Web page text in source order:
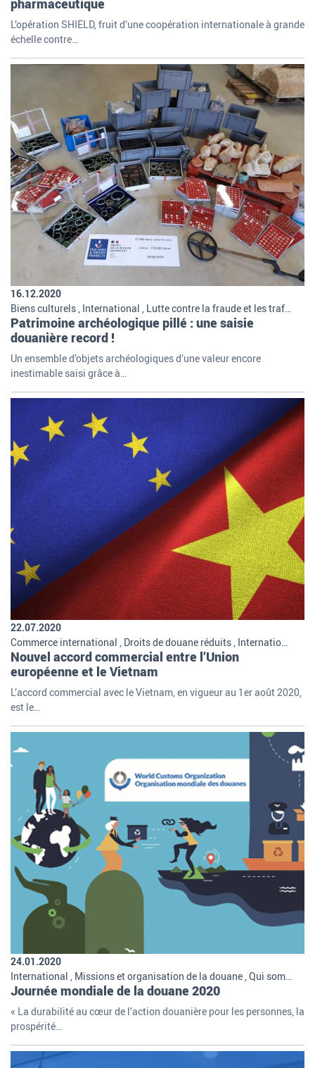
L’opération SHIELD, fruit d’une coopération internationale à grande
échelle contre…
16.12.2020
Patrimoine archéologique pillé : une saisie
douanière record !
Un ensemble d’objets archéologiques d’une valeur encore
inestimable saisi grâce à…
22.07.2020
Nouvel accord commercial entre l’Union
européenne et le Vietnam
L’accord commercial avec le Vietnam, en vigueur au 1er août 2020,
est le…
24.01.2020
Journée mondiale de la douane 2020
« La durabilité au cœur de l’action douanière pour les personnes, la
prospérité…